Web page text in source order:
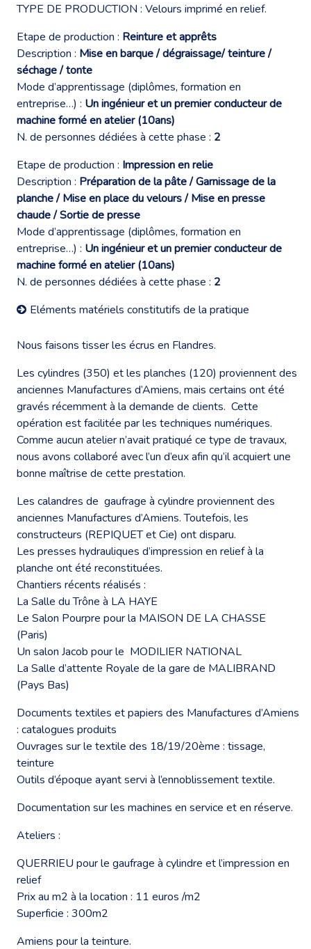
TYPE DE PRODUCTION : Velours imprimé en relief.
Etape de production : Reinture et apprêts
Description : Mise en barque / dégraissage/ teinture /
séchage / tonte
Mode d’apprentissage (diplômes, formation en
entreprise…) : Un ingénieur et un premier conducteur de
machine formé en atelier (10ans)
N. de personnes dédiées à cette phase : 2
Etape de production : Impression en relie
Description : Préparation de la pâte / Garnissage de la
planche / Mise en place du velours / Mise en presse
chaude / Sortie de presse
Mode d’apprentissage (diplômes, formation en
entreprise…) : Un ingénieur et un premier conducteur de
machine formé en atelier (10ans)
N. de personnes dédiées à cette phase : 2
Eléments matériels constitutifs de la pratique
Nous faisons tisser les écrus en Flandres.
Les cylindres (350) et les planches (120) proviennent des
anciennes Manufactures d’Amiens, mais certains ont été
gravés récemment à la demande de clients. Cette
opération est facilitée par les techniques numériques.
Comme aucun atelier n’avait pratiqué ce type de travaux,
nous avons collaboré avec l’un d’eux afin qu’il acquiert une
bonne maîtrise de cette prestation.
Les calandres de gaufrage à cylindre proviennent des
anciennes Manufactures d’Amiens. Toutefois, les
constructeurs (REPIQUET et Cie) ont disparu.
Les presses hydrauliques d’impression en relief à la
planche ont été reconstituées.
Chantiers récents réalisés :
La Salle du Trône à LA HAYE
Le Salon Pourpre pour la MAISON DE LA CHASSE
(Paris)
Un salon Jacob pour le MODILIER NATIONAL
La Salle d’attente Royale de la gare de MALIBRAND
(Pays Bas)
Documents textiles et papiers des Manufactures d’Amiens
: catalogues produits
Ouvrages sur le textile des 18/19/20ème : tissage,
teinture
Outils d’époque ayant servi à l’ennoblissement textile.
Documentation sur les machines en service et en réserve.
Ateliers :
QUERRIEU pour le gaufrage à cylindre et l’impression en
relief
Prix au m2 à la location : 11 euros /m2
Superficie : 300m2
Amiens pour la teinture.